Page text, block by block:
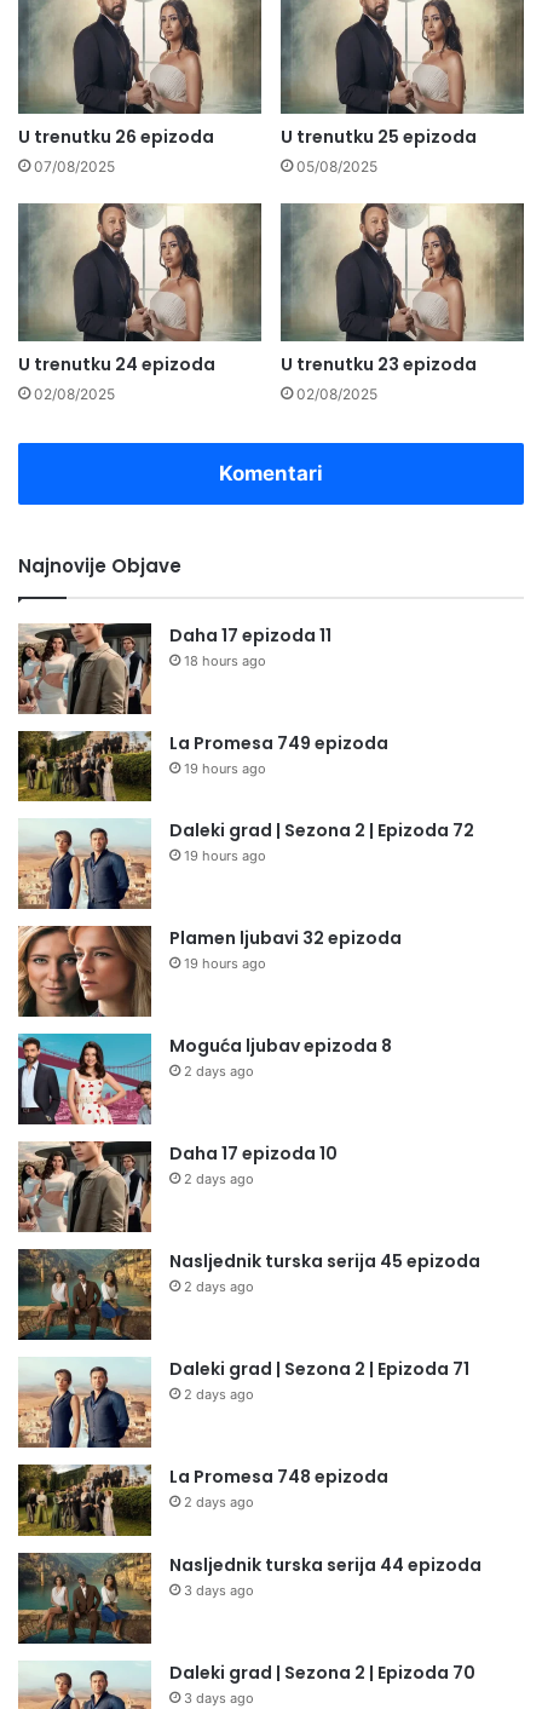
U trenutku 26 epizoda
07/08/2025
U trenutku 25 epizoda
05/08/2025
U trenutku 24 epizoda
02/08/2025
U trenutku 23 epizoda
02/08/2025
Komentari
Najnovije Objave
Daha 17 epizoda 11
18 hours ago
La Promesa 749 epizoda
19 hours ago
Daleki grad | Sezona 2 | Epizoda 72
19 hours ago
Plamen ljubavi 32 epizoda
19 hours ago
Moguća ljubav epizoda 8
2 days ago
Daha 17 epizoda 10
2 days ago
Nasljednik turska serija 45 epizoda
2 days ago
Daleki grad | Sezona 2 | Epizoda 71
2 days ago
La Promesa 748 epizoda
2 days ago
Nasljednik turska serija 44 epizoda
3 days ago
Daleki grad | Sezona 2 | Epizoda 70
3 days ago